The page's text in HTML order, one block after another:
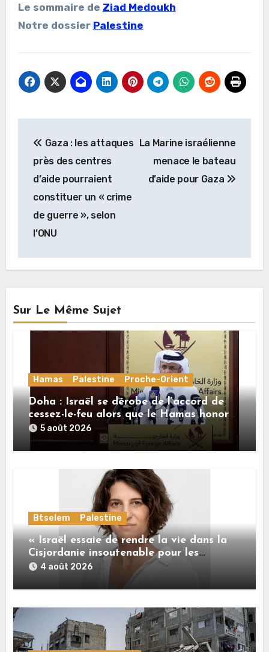
Le sommaire de Ziad Medoukh
Notre dossier Palestine
de
l’article
Gaza : les attaques
près des centres
d’aide pourraient
constituer un « crime
de guerre », selon
l’ONU
La Marine israélienne
menace le bateau
d’aide pour Gaza
Sur Le Même Sujet
Hamas Palestine Proche-Orient
Doha : Israël se dérobe de l’accord de
cessez-le-feu alors que le Hamas honore
ses engagements
5 août 2026
Btselem Palestine
« Israël essaie de rendre la vie dans la
Cisjordanie insoutenable pour les
Palestiniens. »
4 août 2026